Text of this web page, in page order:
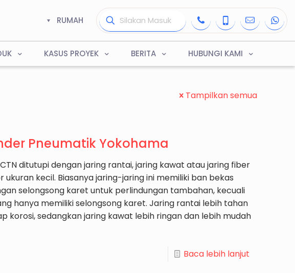
RUMAH
KASUS PROYEK BERITA HUBUNGI KAMI
Tampilkan semua
Pneumatik Yokohama
ditutupi dengan jaring rantai, jaring kawat atau jaring fiber
ukuran kecil. Biasanya jaring-jaring ini memiliki ban bekas
selongsong karet untuk perlindungan tambahan, kecuali
hanya memiliki selongsong karet. Jaring rantai lebih tahan
korosi, sedangkan jaring kawat lebih ringan dan lebih mudah
Baca lebih lanjut